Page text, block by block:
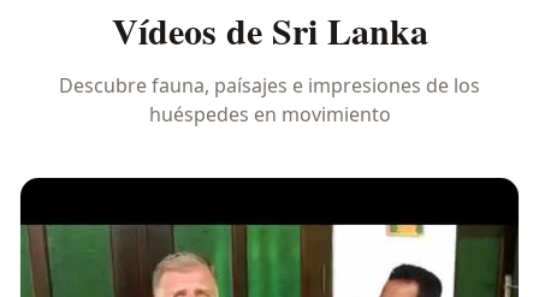
Vídeos de Sri Lanka
Descubre fauna, paísajes e impresiones de los
huéspedes en movimiento